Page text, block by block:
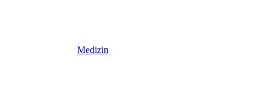
Medizin